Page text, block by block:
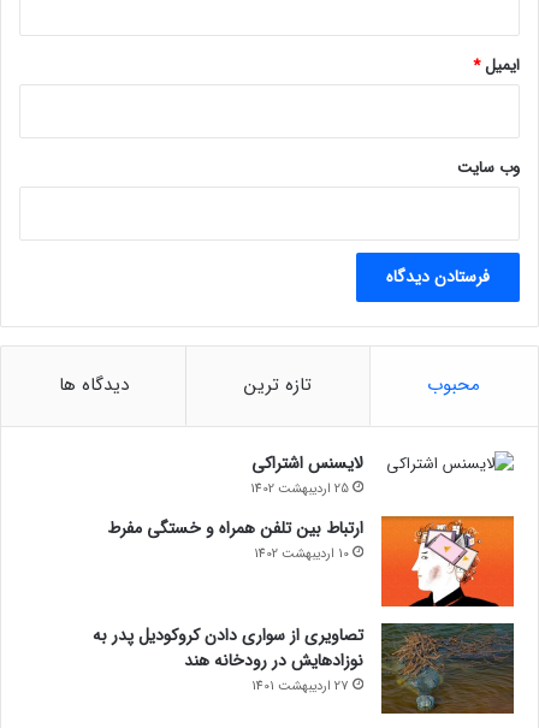
ایمیل*
وب‌ سایت
محبوب تازه ترین دیدگاه ها
لایسنس اشتراکی
25 اردیبهشت 1402
ارتباط بین تلفن همراه و خستگی مفرط
10 اردیبهشت 1402
تصاویری از سواری دادن کروکودیل پدر به
نوزادهایش در رودخانه هند
27 اردیبهشت 1401